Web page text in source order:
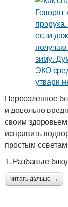
Пересоленное
и довольно
своим
исправить
простым советам.
1. Разбавьте
читать дальше →